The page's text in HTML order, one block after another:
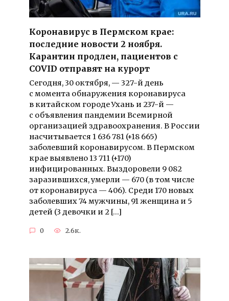
Коронавирус в Пермском крае:
последние новости 2 ноября.
Карантин продлен, пациентов с
COVID отправят на курорт
Сегодня, 30 октября, — 327-й день
с момента обнаружения коронавируса
в китайском городе Ухань и 237-й —
с объявления пандемии Всемирной
организацией здравоохранения. В России
насчитывается 1 636 781 (+18 665)
заболевший коронавирусом. В Пермском
крае выявлено 13 711 (+170)
инфицированных. Выздоровели 9 082
заразившихся, умерли — 670 (в том числе
от коронавируса — 406). Среди 170 новых
заболевших 74 мужчины, 91 женщина и 5
детей (3 девочки и 2 […]
0 2.6к.